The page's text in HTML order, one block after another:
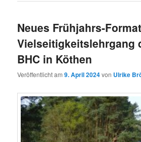
Neues Frühjahrs-
Vielseitigkeitslehrgang
BHC in Köthen
Veröffentlicht am9. April 2024von Ulrike